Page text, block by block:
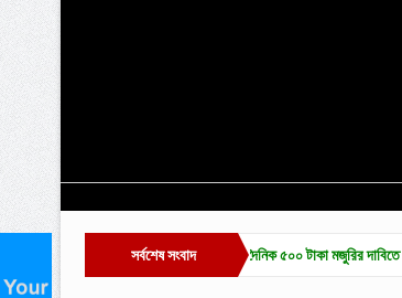
সর্বশেষ সংবাদ
চা-শ্রমিক ইউনিয়ন নির্বাচন ও দৈনিক ৫০০ টাকা মজুরির দাবিতে সমাবেশ ও বিক্ষোভ